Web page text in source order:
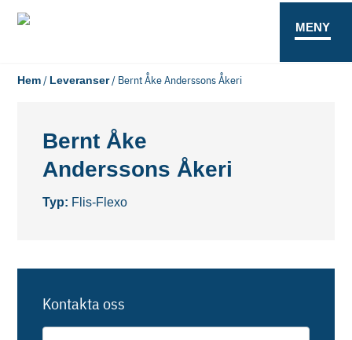
MENY
Hem/ Leveranser/ Bernt Åke Anderssons Åkeri
Bernt Åke
Anderssons Åkeri
Typ: Flis-Flexo
Kontakta oss
För-